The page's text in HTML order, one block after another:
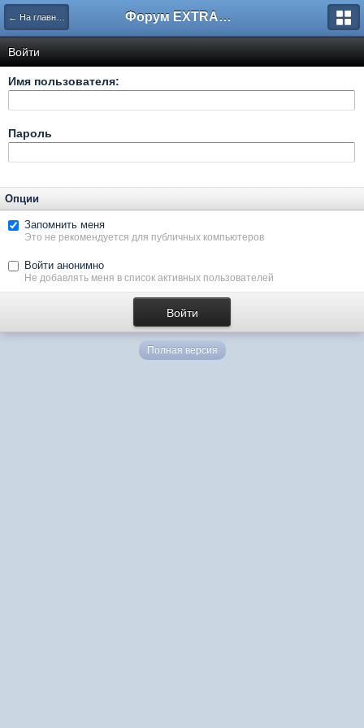
← На главную Форум EXTRACTOR.ru
Войти
Имя пользователя:
Пароль
Опции
Запомнить меня
Это не рекомендуется для публичных компьютеров
Войти анонимно
Не добавлять меня в список активных пользователей
Полная версия